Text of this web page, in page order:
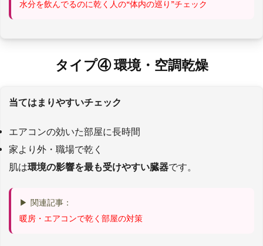
水分を飲んでるのに乾く人の“体内の巡り”チェック
タイプ④ 環境・空調乾燥
当てはまりやすいチェック
エアコンの効いた部屋に長時間
家より外・職場で乾く
肌は環境の影響を最も受けやすい臓器です。
▶ 関連記事：
暖房・エアコンで乾く部屋の対策